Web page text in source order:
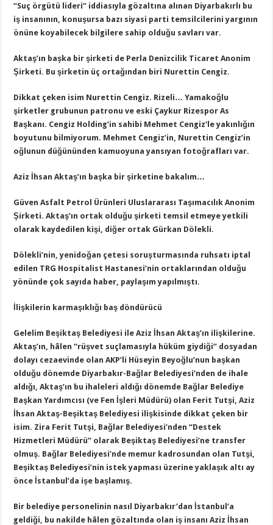
“Suç örgütü lideri” iddiasıyla gözaltına alınan Diyarbakırlı bu
iş insanının, konuşursa bazı siyasi parti temsilcilerini yargının
önüne koyabilecek bilgilere sahip olduğu savları var.
Aktaş’ın başka bir şirketi de Perla Denizcilik Ticaret Anonim
Şirketi. Bu şirketin üç ortağından biri Nurettin Cengiz.
Dikkat çeken isim Nurettin Cengiz. Rizeli… Yamakoğlu
şirketler grubunun patronu ve eski Çaykur Rizespor As
Başkanı. Cengiz Holding’in sahibi Mehmet Cengiz’le yakınlığın
boyutunu bilmiyorum. Mehmet Cengiz’in, Nurettin Cengiz’in
oğlunun düğününden kamuoyuna yansıyan fotoğrafları var.
Aziz İhsan Aktaş’ın başka bir şirketine bakalım…
Güven Asfalt Petrol Ürünleri Uluslararası Taşımacılık Anonim
Şirketi. Aktaş’ın ortak olduğu şirketi temsil etmeye yetkili
olarak kaydedilen kişi, diğer ortak Gürkan Dölekli.
Dölekli’nin, yenidoğan çetesi soruşturmasında ruhsatı iptal
edilen TRG Hospitalist Hastanesi’nin ortaklarından olduğu
yönünde çok sayıda haber, paylaşım yapılmıştı.
İlişkilerin karmaşıklığı baş döndürücü
Gelelim Beşiktaş Belediyesi ile Aziz İhsan Aktaş’ın ilişkilerine.
Aktaş’ın, hâlen “rüşvet suçlamasıyla hüküm giydiği” dosyadan
dolayı cezaevinde olan AKP’li Hüseyin Beyoğlu’nun başkan
olduğu dönemde Diyarbakır-Bağlar Belediyesi’nden de ihale
aldığı, Aktaş’ın bu ihaleleri aldığı dönemde Bağlar Belediye
Başkan Yardımcısı (ve Fen İşleri Müdürü) olan Ferit Tutşi, Aziz
İhsan Aktaş-Beşiktaş Belediyesi ilişkisinde dikkat çeken bir
isim. Zira Ferit Tutşi, Bağlar Belediyesi’nden “Destek
Hizmetleri Müdürü” olarak Beşiktaş Belediyesi’ne transfer
olmuş. Bağlar Belediyesi’nde memur kadrosundan olan Tutşi,
Beşiktaş Belediyesi’nin istek yapması üzerine yaklaşık altı ay
önce İstanbul’da işe başlamış.
Bir belediye personelinin nasıl Diyarbakır’dan İstanbul’a
geldiği, bu nakilde hâlen gözaltında olan iş insanı Aziz İhsan